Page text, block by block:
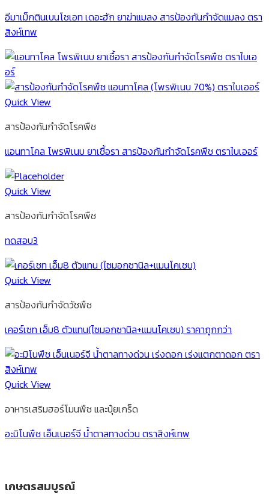
อีมาเม็กตินเบนโซเอท เดอะฮัก ยาฆ่าแมลง สารป้องกันกำจัดแมลง ตรา
สิงห์เทพ
Quick View
สารป้องกันกำจัดโรคพืช
แอนทาโคล โพรพิเนบ ยาเชื้อรา สารป้องกันกำจัดโรคพืช ตราไบเออร์
Quick View
สารป้องกันกำจัดโรคพืช
ทดสอบ3
Quick View
สารป้องกันกำจัดวัชพืช
เคอร์เซท เอ็ม8 ตัวแทน(ไซมอกซานิล+แมนโคเซบ) ราคาถูกกว่า
Quick View
อาหารเสริมฮอร์โมนพืช และปุ๋ยเกร็ด
อะมิโนพืช เอ็นเนอร์จี น้ำตาลทางด่วน ตราสิงห์เทพ
เกษตรสมบูรณ์